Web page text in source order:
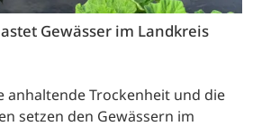
Gewässer im Landkreis
anhaltende Trockenheit und die
setzen den Gewässern im